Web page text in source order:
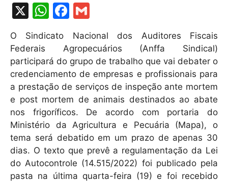
X
W
at
s
A
p
p
F
a
c
e
b
o
o
k
m
ai
l
O Sindicato Nacional dos Auditores Fiscais
Federais Agropecuários (Anffa Sindical)
participará do grupo de trabalho que vai debater o
credenciamento de empresas e profissionais para
a prestação de serviços de inspeção ante mortem
e post mortem de animais destinados ao abate
nos frigoríficos. De acordo com portaria do
Ministério da Agricultura e Pecuária (Mapa), o
tema será debatido em um prazo de apenas 30
dias. O texto que prevê a regulamentação da Lei
do Autocontrole (14.515/2022) foi publicado pela
pasta na última quarta-feira (19) e foi recebido